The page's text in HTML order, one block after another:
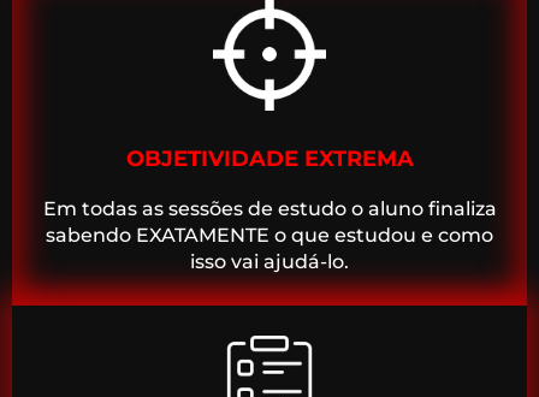
OBJETIVIDADE EXTREMA
Em todas as sessões de estudo o aluno finaliza
sabendo EXATAMENTE o que estudou e como
isso vai ajudá-lo.